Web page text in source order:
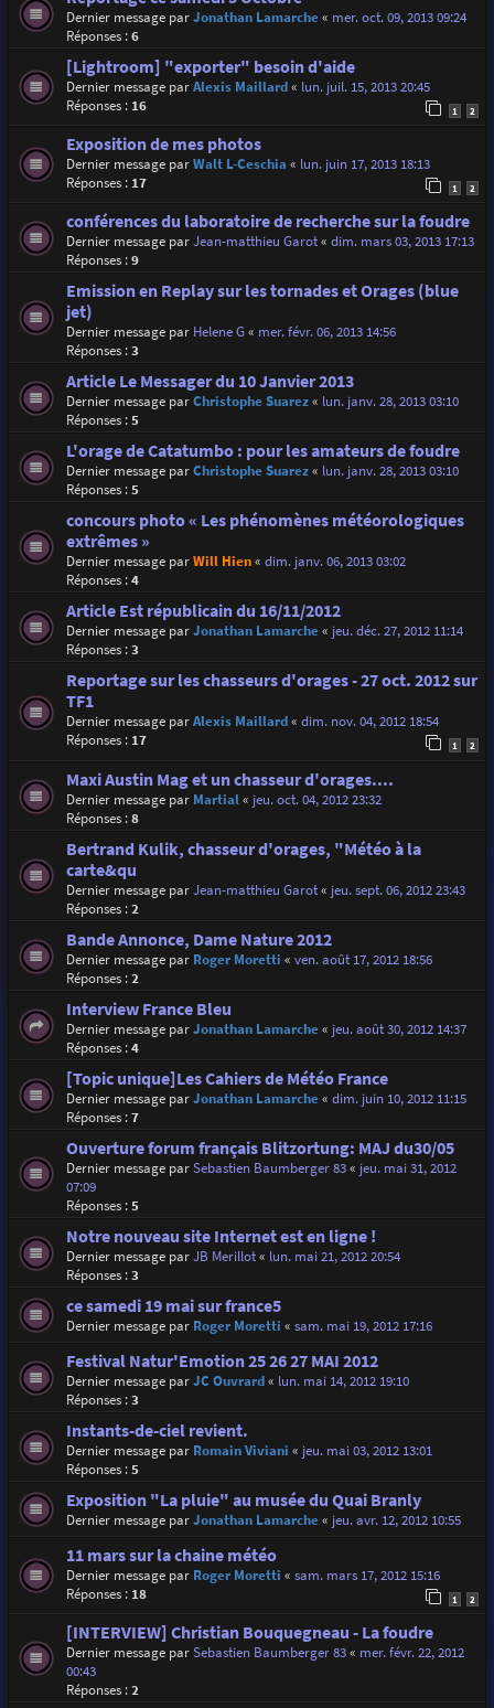
Dernier message parJonathan Lamarche« mer. oct. 09, 2013 09:24
Réponses :6
[Lightroom] "exporter" besoin d'aide
Dernier message parAlexis Maillard« lun. juil. 15, 2013 20:45
Réponses : 16 1 2
Exposition de mes photos
Dernier message parWalt L-Ceschia « lun. juin 17, 2013 18:13
Réponses : 17 1 2
conférences du laboratoire de recherche sur la foudre
Dernier message parJean-matthieu Garot« dim. mars 03, 2013 17:13
Réponses :9
Emission en Replay sur les tornades et Orages (blue
jet)
Dernier message par Helene G« mer. févr. 06, 2013 14:56
Réponses :3
Article Le Messager du 10 Janvier 2013
Dernier message parChristophe Suarez« lun. janv. 28, 2013 03:10
Réponses :5
L'orage de Catatumbo : pour les amateurs de foudre
Dernier message parChristophe Suarez« lun. janv. 28, 2013 03:10
Réponses :5
concours photo « Les phénomènes météorologiques
extrêmes »
Dernier message parWill Hien« dim. janv. 06, 2013 03:02
Réponses :4
Article Est républicain du 16/11/2012
Dernier message parJonathan Lamarche« jeu. déc. 27, 2012 11:14
Réponses :3
Reportage sur les chasseurs d'orages - 27 oct. 2012 sur
TF1
Dernier message parAlexis Maillard« dim. nov. 04, 2012 18:54
Réponses : 17 1 2
Maxi Austin Mag et un chasseur d'orages....
Dernier message par Martial« jeu. oct. 04, 2012 23:32
Réponses :8
Bertrand Kulik, chasseur d'orages, "Météo à la
carte&qu
Dernier message parJean-matthieu Garot« jeu. sept. 06, 2012 23:43
Réponses :2
Bande Annonce, Dame Nature 2012
Dernier message par Roger Moretti « ven. août 17, 2012 18:56
Réponses :2
Interview France Bleu
Dernier message parJonathan Lamarche« jeu. août 30, 2012 14:37
Réponses :4
[Topic unique]Les Cahiers de Météo France
Dernier message parJonathan Lamarche« dim. juin 10, 2012 11:15
Réponses :7
Ouverture forum français Blitzortung: MAJ du30/05
Dernier message parSebastien Baumberger 83« jeu. mai 31, 2012
07:09
Réponses :5
Notre nouveau site Internet est en ligne !
Dernier message parJB Merillot« lun. mai 21, 2012 20:54
Réponses :3
ce samedi 19 mai sur france5
Dernier message par Roger Moretti « sam. mai 19, 2012 17:16
Festival Natur'Emotion 25 26 27 MAI 2012
Dernier message parJC Ouvrard« lun. mai 14, 2012 19:10
Réponses :3
Instants-de-ciel revient.
Dernier message par Romain Viviani « jeu. mai 03, 2012 13:01
Réponses :5
Exposition "La pluie" au musée du Quai Branly
Dernier message parJonathan Lamarche« jeu. avr. 12, 2012 10:55
11 mars sur la chaine météo
Dernier message par Roger Moretti « sam. mars 17, 2012 15:16
Réponses : 18 1 2
[INTERVIEW] Christian Bouquegneau - La foudre
Dernier message parSebastien Baumberger 83« mer. févr. 22, 2012
00:43
Réponses :2